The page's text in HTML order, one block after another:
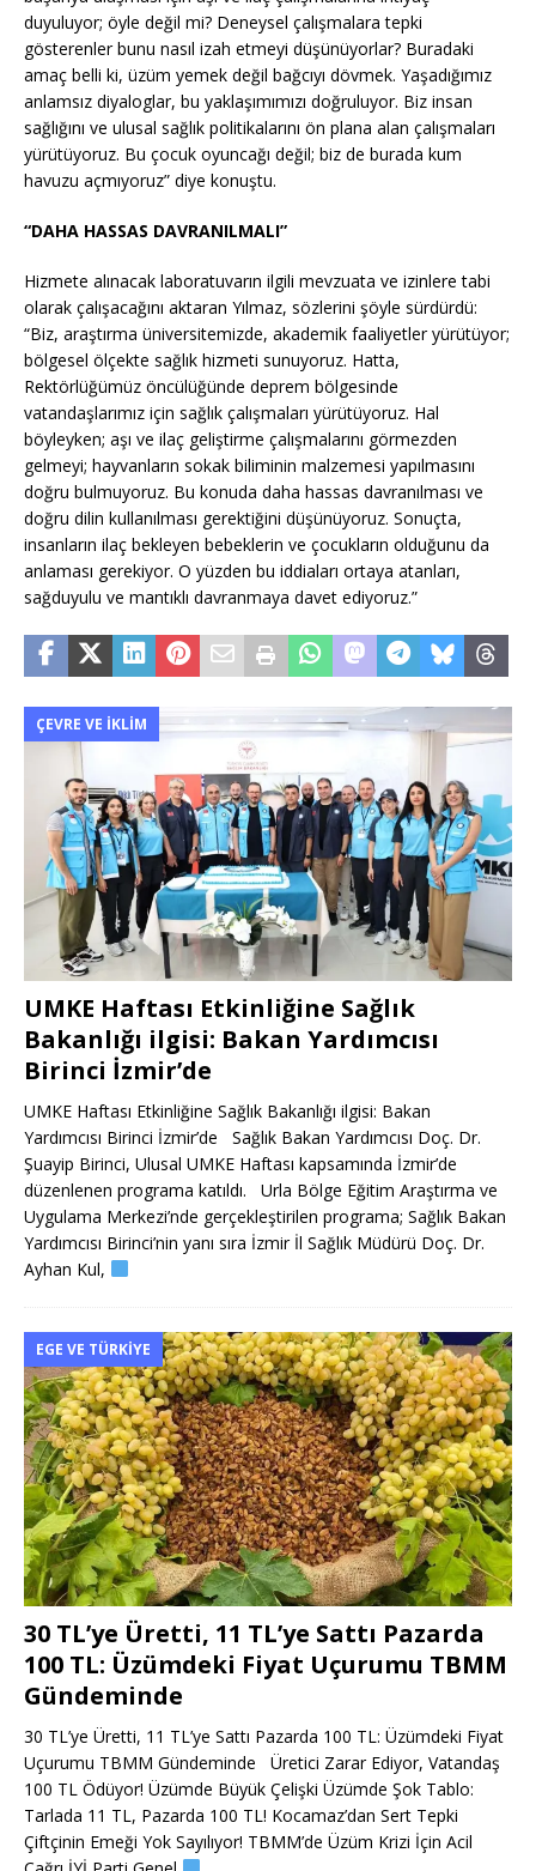
duyuluyor; öyle değil mi? Deneysel çalışmalara tepki
gösterenler bunu nasıl izah etmeyi düşünüyorlar? Buradaki
amaç belli ki, üzüm yemek değil bağcıyı dövmek. Yaşadığımız
anlamsız diyaloglar, bu yaklaşımımızı doğruluyor. Biz insan
sağlığını ve ulusal sağlık politikalarını ön plana alan çalışmaları
yürütüyoruz. Bu çocuk oyuncağı değil; biz de burada kum
havuzu açmıyoruz” diye konuştu.
“DAHA HASSAS DAVRANILMALI”
Hizmete alınacak laboratuvarın ilgili mevzuata ve izinlere tabi
olarak çalışacağını aktaran Yılmaz, sözlerini şöyle sürdürdü:
“Biz, araştırma üniversitemizde, akademik faaliyetler yürütüyor;
bölgesel ölçekte sağlık hizmeti sunuyoruz. Hatta,
Rektörlüğümüz öncülüğünde deprem bölgesinde
vatandaşlarımız için sağlık çalışmaları yürütüyoruz. Hal
böyleyken; aşı ve ilaç geliştirme çalışmalarını görmezden
gelmeyi; hayvanların sokak biliminin malzemesi yapılmasını
doğru bulmuyoruz. Bu konuda daha hassas davranılması ve
doğru dilin kullanılması gerektiğini düşünüyoruz. Sonuçta,
insanların ilaç bekleyen bebeklerin ve çocukların olduğunu da
anlaması gerekiyor. O yüzden bu iddiaları ortaya atanları,
sağduyulu ve mantıklı davranmaya davet ediyoruz.”
ÇEVRE VE İKLIM
UMKE Haftası Etkinliğine Sağlık
Bakanlığı ilgisi: Bakan Yardımcısı
Birinci İzmir’de
UMKE Haftası Etkinliğine Sağlık Bakanlığı ilgisi: Bakan
Yardımcısı Birinci İzmir’de Sağlık Bakan Yardımcısı Doç. Dr.
Şuayip Birinci, Ulusal UMKE Haftası kapsamında İzmir’de
düzenlenen programa katıldı. Urla Bölge Eğitim Araştırma ve
Uygulama Merkezi’nde gerçekleştirilen programa; Sağlık Bakan
Yardımcısı Birinci’nin yanı sıra İzmir İl Sağlık Müdürü Doç. Dr.
Ayhan Kul,
EGE VE TÜRKIYE
30 TL’ye Üretti, 11 TL’ye Sattı Pazarda
100 TL: Üzümdeki Fiyat Uçurumu TBMM
Gündeminde
30 TL’ye Üretti, 11 TL’ye Sattı Pazarda 100 TL: Üzümdeki Fiyat
Uçurumu TBMM Gündeminde Üretici Zarar Ediyor, Vatandaş
100 TL Ödüyor! Üzümde Büyük Çelişki Üzümde Şok Tablo:
Tarlada 11 TL, Pazarda 100 TL! Kocamaz’dan Sert Tepki
Çiftçinin Emeği Yok Sayılıyor! TBMM’de Üzüm Krizi İçin Acil